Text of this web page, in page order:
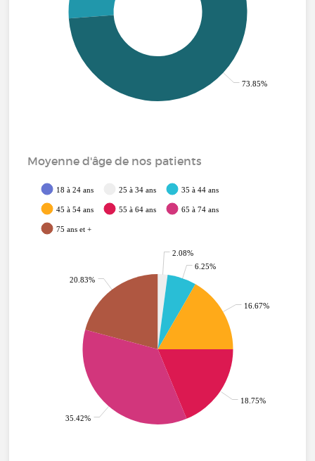
73.85%
Moyenne d'âge de nos patients
18 à 24 ans 25 à 34 ans 35 à 44 ans
45 à 54 ans 55 à 64 ans 65 à 74 ans
75 ans et +
2.08%
6.25%
16.67%
18.75%
35.42%
20.83%